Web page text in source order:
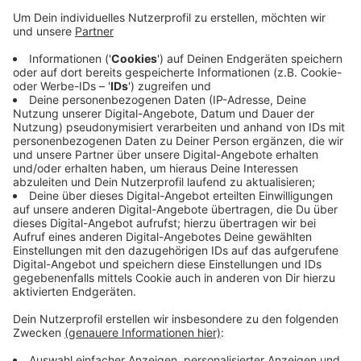
Haltestelle Bracken. Vorher waren sie am Bahnhof
Jahresende guckt die Stadt, an welchen
Standorten die Toiletten am häufigsten benutzt
wurden - und da sollen sie dann dauerhaft stehen.
Wer eine der Toiletten schonmal benutzt hat, kann
bei einer Online-Umfrage mitmachen. Da fragt die
Stadt auch nach anderen Wunsch-Standorten.Hier
geht's zur Umfrage.
Veröffentlicht:Dienstag, 02.09.2025 05:31
Anzeige